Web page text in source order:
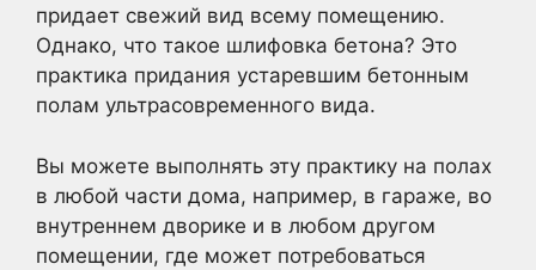
придает свежий вид всему помещению.
Однако, что такое шлифовка бетона? Это
практика придания устаревшим бетонным
полам ультрасовременного вида.
Вы можете выполнять эту практику на полах
в любой части дома, например, в гараже, во
внутреннем дворике и в любом другом
помещении, где может потребоваться